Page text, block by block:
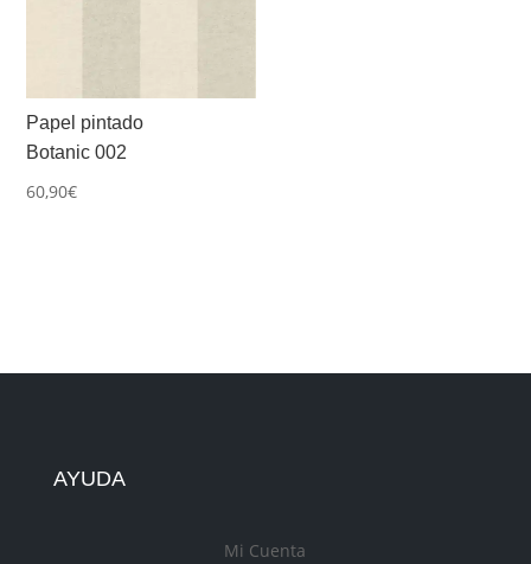
Papel pintado
Botanic 002
60,90€
AYUDA
Mi Cuenta